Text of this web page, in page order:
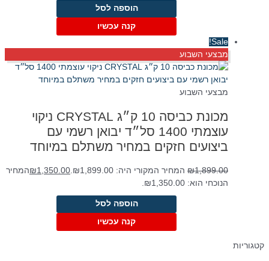
הוספה לסל
קנה עכשיו
Sale!
מבצעי השבוע
מבצעי השבוע
מכונת כביסה 10 ק״ג CRYSTAL ניקוי
עוצמתי 1400 סל״ד יבואן רשמי עם
ביצועים חזקים במחיר משתלם במיוחד
₪1,899.00 המחיר המקורי היה: ₪1,899.00. ₪1,350.00
המחיר
הנוכחי הוא: ₪1,350.00.
הוספה לסל
קנה עכשיו
קטגוריות